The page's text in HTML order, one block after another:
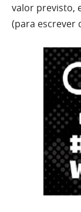
valor previsto,
(para escrever